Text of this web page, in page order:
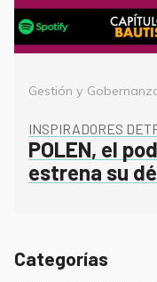
Categorías
Gestión y
INSPIRADORES
POLEN, el
estrena su
Categorías